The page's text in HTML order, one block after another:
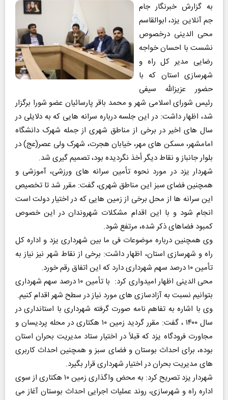
به گزارش خبرنگار جام
جم آنلاین یزد، ابوالقاسم
محی الدینی درخصوص
نشست با احسان خواجه
رضایی مدیر کل راه و
شهرسازی استان که با
حضور عزیزالله سیفی
رئیس شورای اسلامی شهر و محمد باقر پارسائیان عضو شورا برگزار
شد، اظهار داشت: در این جلسه درباره سرانه هایی که به دلایلی در
سال های اخیر در برخی از مناطق شهری از جمله شهرک دانشگاه
امامشهر، مسکن های مهر، خیابان هجرت، شهرک ولی عصر(عج) در
بلوار جانباز و نقاط دیگر أخذ نگردیده بود، تصمیم گیری شد.
شهردار یزد در مورد نحوه تأمین سرانه های ورزشی، آموزشی و
همچنین فضای سبز این مناطق شهری، گفت: مقرر شد تا تخصیص
این سرانه ها از محل برخی از زمین هایی که در اختیار دولت است
انجام شود و با این اقدام مشکلات شهروندان در این خصوص
کمبود فضاهای ذکر شده، مرتفع شود.
وی همچنین درباره موضوعات فی ما بین شهرداری یزد و اداره کل
راه و شهرسازی استان، اظهار داشت: برخی از نقاط شهر نیز نیاز به
تأمین ۱۰ درصد سهم شهرداری دارد که این اتفاق رقم خورد.
محی الدینی اظهار امیدواری کرد: با تأمین ۱۰ درصد سهم شهرداری
بتوانیم نسبت به آزادسازی های مورد نیاز در سطح شهر اقدام کنیم.
وی با اشاره به تفاهم نامه صورت گرفته شهرداری با استانداری در
سال ۱۴۰۰ ، گفت: مقرر گردید زمین ۱۰ هکتاری در محله پردیسان و
مجاورت فرودگاه یزد که قبلاً در اختیار ستاد مدیریت بحران استان
بوده، برای احداث بوستان و فضای سبز و همچنین احداث کاربری
های مدیریت بحران در اختیار شهرداری قرار بگیرد.
شهردار یزد تصریح کرد: به محض واگذاری زمین ۱۰ هکتاری از سوی
اداره راه و شهرسازی، روند عملیات اجرایی احداث بوستان آغاز می